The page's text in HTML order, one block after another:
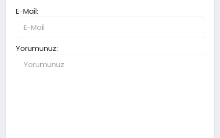
E-Mail:
Yorumunuz: